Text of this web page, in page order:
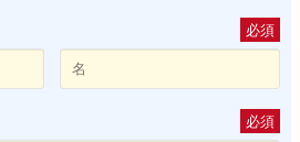
必須
必須